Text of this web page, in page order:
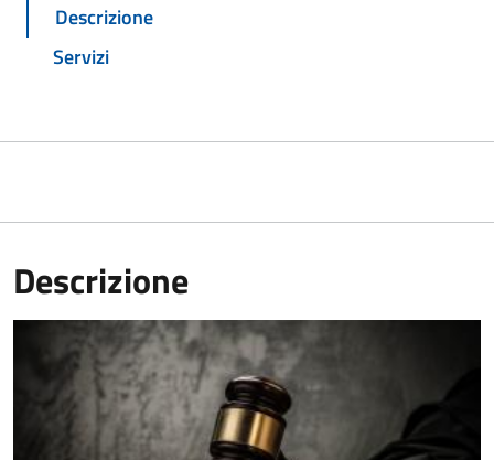
Descrizione
Servizi
Descrizione